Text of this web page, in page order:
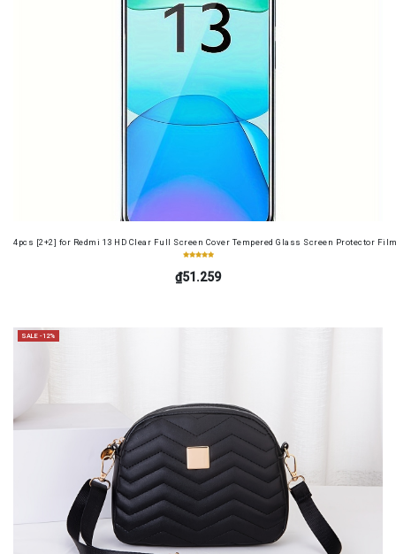
4pcs [2+2] for Redmi 13 HD Clear Full Screen Cover Tempered Glass Screen Protector
₫51.259
SALE -12%